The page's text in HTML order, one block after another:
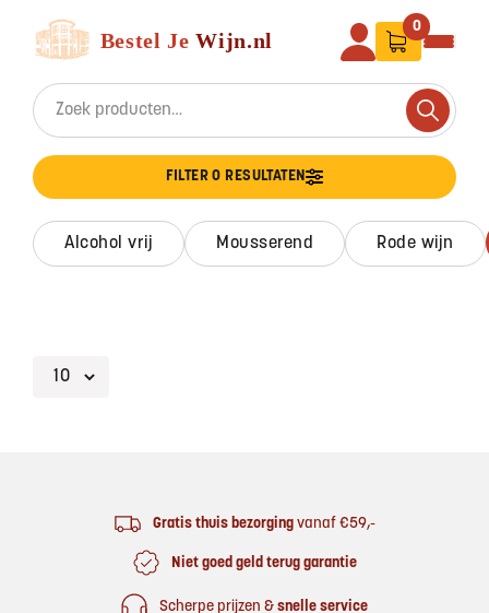
Search for:
Search
0
FILTER 0 RESULTATEN
alcohol vrij mousserend rode wijn
Gratis thuis bezorgingvanaf €59,-
Niet goed geld terug garantie
Scherpe prijzen & snelle service